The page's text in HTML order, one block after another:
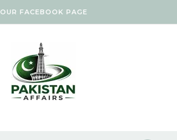
OUR FACEBOOK PAGE